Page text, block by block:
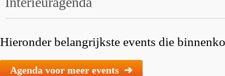
Hieronder belangrijkste events die
Agenda voor meer events ➔